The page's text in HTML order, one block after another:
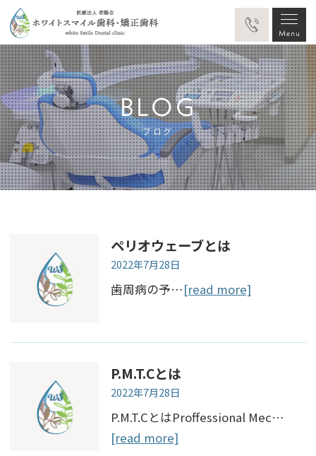
BLOG
ブログ
ペリオウェーブとは
2022年7月28日
歯周病の予…[read more]
P.M.T.Cとは
2022年7月28日
P.M.T.CとはProffessional Mec…
[read more]